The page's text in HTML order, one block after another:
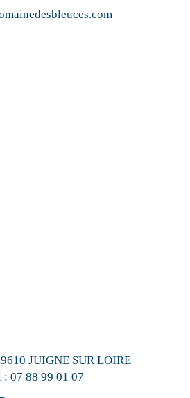
JUIGNE SUR LOIRE
: 07 88 99 01 07